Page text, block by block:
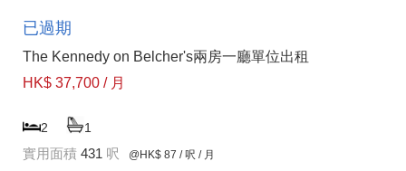
已過期
The Kennedy on Belcher's兩房一廳單位出租
HK$ 37,700 / 月
2 1
實用面積 431 呎 @HK$ 87 / 呎 / 月